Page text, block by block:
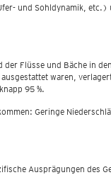
und Sohldynamik,
Flüsse und Bäche in
waren,
95 %.
Geringe
Ausprägungen des